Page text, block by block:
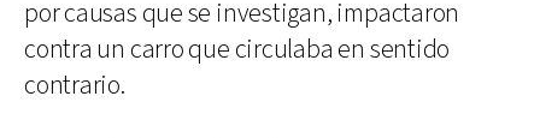
por causas que se investigan, impactaron
contra un carro que circulaba en sentido
contrario.